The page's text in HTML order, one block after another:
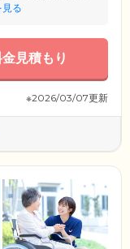
る
見積もり
※2026/03/07更新